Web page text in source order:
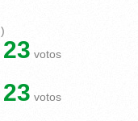
)
23 votos
23 votos